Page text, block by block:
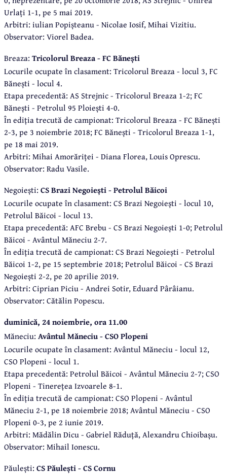
Urlați 1-1, pe 5 mai 2019.
Arbitri: iulian Popișteanu - Nicolae Iosif, Mihai Vizitiu.
Observator: Viorel Badea.
Breaza: Tricolorul Breaza - FC Bănești
Locurile ocupate în clasament: Tricolorul Breaza - locul 3, FC
Bănești - locul 4.
Etapa precedentă: AS Strejnic - Tricolorul Breaza 1-2; FC
Bănești - Petrolul 95 Ploiești 4-0.
În ediția trecută de campionat: Tricolorul Breaza - FC Bănești
2-3, pe 3 noiembrie 2018; FC Bănești - Tricolorul Breaza 1-1,
pe 18 mai 2019.
Arbitri: Mihai Amorăriței - Diana Florea, Louis Oprescu.
Observator: Radu Vasile.
Negoiești: CS Brazi Negoiești - Petrolul Băicoi
Locurile ocupate în clasament: CS Brazi Negoiești - locul 10,
Petrolul Băicoi - locul 13.
Etapa precedentă: AFC Brebu - CS Brazi Negoiești 1-0; Petrolul
Băicoi - Avântul Măneciu 2-7.
În ediția trecută de campionat: CS Brazi Negoiești - Petrolul
Băicoi 1-2, pe 15 septembrie 2018; Petrolul Băicoi - CS Brazi
Negoiești 2-2, pe 20 aprilie 2019.
Arbitri: Ciprian Piciu - Andrei Sotir, Eduard Pârâianu.
Observator: Cătălin Popescu.
duminică, 24 noiembrie, ora 11.00
Măneciu: Avântul Măneciu - CSO Plopeni
Locurile ocupate în clasament: Avântul Măneciu - locul 12,
CSO Plopeni - locul 1.
Etapa precedentă: Petrolul Băicoi - Avântul Măneciu 2-7; CSO
Plopeni - Tinerețea Izvoarele 8-1.
În ediția trecută de campionat: CSO Plopeni - Avântul
Măneciu 2-1, pe 18 noiembrie 2018; Avântul Măneciu - CSO
Plopeni 0-3, pe 2 iunie 2019.
Arbitri: Mădălin Dicu - Gabriel Răduță, Alexandru Chioibașu.
Observator: Mihail Ionescu.
Păulești: CS Păulești - CS Cornu